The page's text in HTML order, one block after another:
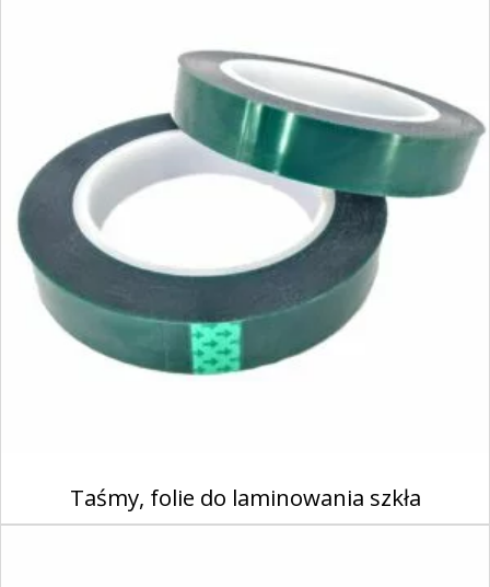
Taśmy, folie do laminowania szkła